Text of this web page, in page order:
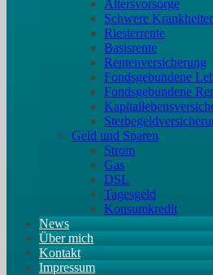
Altersvorsorge
Schwere
Riesterrente
Basisrente
Rentenversicherung
Fondsgebundene
Fondsgebundene
Geld und Sparen
Strom
Gas
DSL
Tagesgeld
Konsumkredit
News
Über mich
Kontakt
Impressum